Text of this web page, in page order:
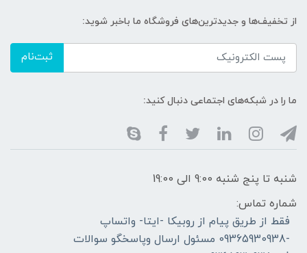
از تخفیف‌ها و جدیدترین‌های فروشگاه ما باخبر شوید:
ثبت‌نام
ما را در شبکه‌های اجتماعی دنبال کنید:
شنبه تا پنج شنبه 9:00 الی 19:00
شماره تماس:
فقط از طریق پیام از روبیکا -ایتا- واتساپ
-09365930938 مسئول ارسال وپاسخگو سوالات